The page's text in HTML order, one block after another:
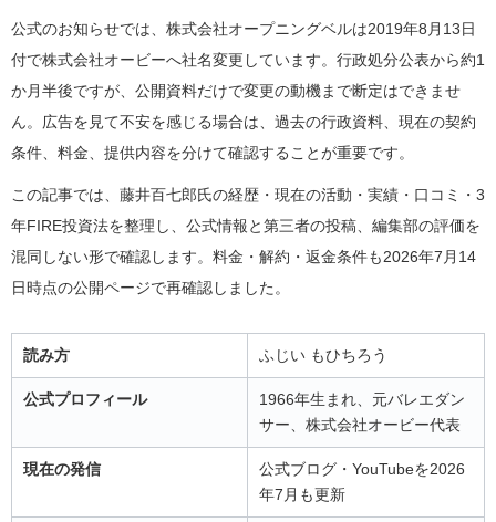
公式のお知らせでは、株式会社オープニングベルは2019年8月13日
付で株式会社オービーへ社名変更しています。行政処分公表から約1
か月半後ですが、公開資料だけで変更の動機まで断定はできませ
ん。広告を見て不安を感じる場合は、過去の行政資料、現在の契約
条件、料金、提供内容を分けて確認することが重要です。
この記事では、藤井百七郎氏の経歴・現在の活動・実績・口コミ・3
年FIRE投資法を整理し、公式情報と第三者の投稿、編集部の評価を
混同しない形で確認します。料金・解約・返金条件も2026年7月14
日時点の公開ページで再確認しました。
読み方 ふじい もひちろう
公式プロフィール
1966年生まれ、元バレエダン
サー、株式会社オービー代表
現在の発信
公式ブログ・YouTubeを2026
年7月も更新